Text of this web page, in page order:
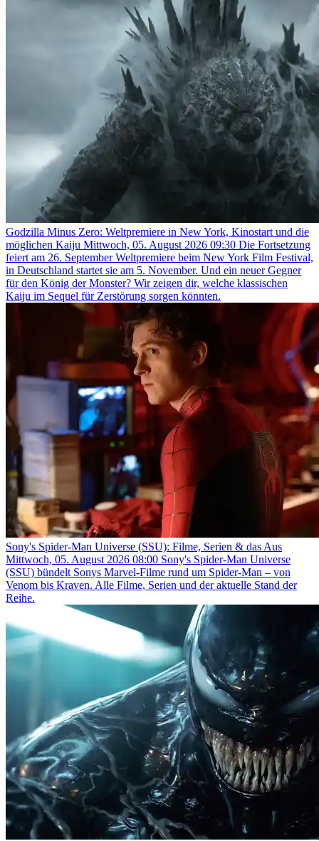
Godzilla Minus Zero: Weltpremiere in New York, Kinostart und die
möglichen Kaiju Mittwoch, 05. August 2026 09:30 Die Fortsetzung
feiert am 26. September Weltpremiere beim New York Film Festival,
in Deutschland startet sie am 5. November. Und ein neuer Gegner
für den König der Monster? Wir zeigen dir, welche klassischen
Kaiju im Sequel für Zerstörung sorgen könnten.
Sony's Spider-Man Universe (SSU): Filme, Serien & das Aus
Mittwoch, 05. August 2026 08:00 Sony's Spider-Man Universe
(SSU) bündelt Sonys Marvel-Filme rund um Spider-Man – von
Venom bis Kraven. Alle Filme, Serien und der aktuelle Stand der
Reihe.